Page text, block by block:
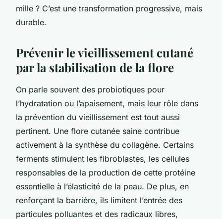
mille ? C’est une transformation progressive, mais
durable.
Prévenir le vieillissement cutané
par la stabilisation de la flore
On parle souvent des probiotiques pour
l’hydratation ou l’apaisement, mais leur rôle dans
la prévention du vieillissement est tout aussi
pertinent. Une flore cutanée saine contribue
activement à la synthèse du collagène. Certains
ferments stimulent les fibroblastes, les cellules
responsables de la production de cette protéine
essentielle à l’élasticité de la peau. De plus, en
renforçant la barrière, ils limitent l’entrée des
particules polluantes et des radicaux libres,